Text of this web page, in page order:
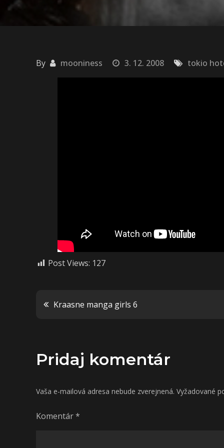
By mooniness 3. 12. 2008 tokio
Post Views: 127
Navigácia
článku
Kraasne manga girls 6
Pridaj komentár
Vaša e-mailová adresa nebude zverejnená. Vyžadované
Komentár*